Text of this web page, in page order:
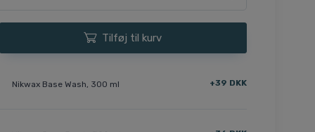
Tilføj til kurv
Nikwax Base Wash, 300 ml +39 DKK